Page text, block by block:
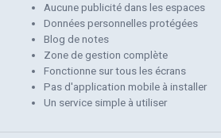
Aucune publicité dans les espaces
Données personnelles protégées
Blog de notes
Zone de gestion complète
Fonctionne sur tous les écrans
Pas d'application mobile à installer
Un service simple à utiliser